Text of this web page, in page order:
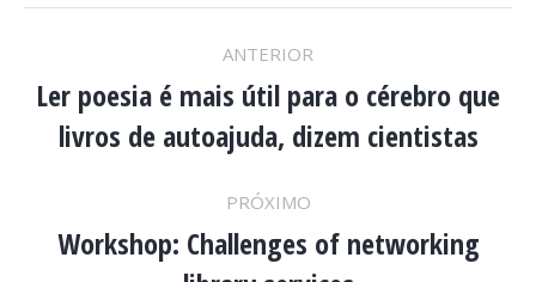
NAVEGAÇÃO
DE
ANTERIOR
Post
anterior:
Ler poesia é mais útil para o cérebro que
livros de autoajuda, dizem cientistas
PRÓXIMO
Próximo
Workshop: Challenges of networking